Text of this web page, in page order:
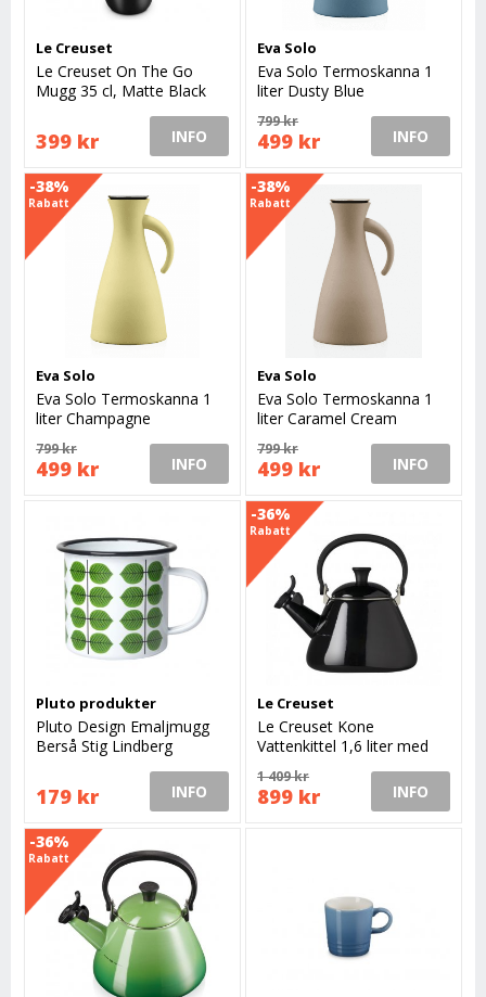
Le Creuset
Le Creuset On The Go
Mugg 35 cl, Matte Black
399 kr INFO
Eva Solo
Eva Solo Termoskanna 1
liter Dusty Blue
799 kr
499 kr INFO
-38%
Rabatt
Eva Solo
Eva Solo Termoskanna 1
liter Champagne
799 kr
499 kr INFO
-38%
Rabatt
Eva Solo
Eva Solo Termoskanna 1
liter Caramel Cream
799 kr
499 kr INFO
Pluto produkter
Pluto Design Emaljmugg
Berså Stig Lindberg
179 kr INFO
-36%
Rabatt
Le Creuset
Le Creuset Kone
Vattenkittel 1,6 liter med
vissla, Black
1 409 kr
899 kr INFO
-36%
Rabatt